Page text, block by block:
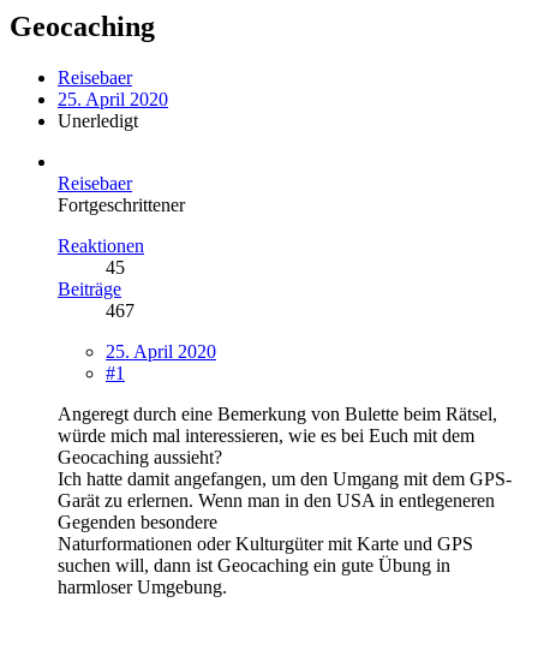
Geocaching
Reisebaer
25. April 2020
Unerledigt
Reisebaer
Fortgeschrittener
Reaktionen
45
Beiträge
467
25. April 2020
#1
Angeregt durch eine Bemerkung von Bulette beim Rätsel,
würde mich mal interessieren, wie es bei Euch mit dem
Geocaching aussieht?
Ich hatte damit angefangen, um den Umgang mit dem GPS-
Garät zu erlernen. Wenn man in den USA in entlegeneren
Gegenden besondere
Naturformationen oder Kulturgüter mit Karte und GPS
suchen will, dann ist Geocaching ein gute Übung in
harmloser Umgebung.